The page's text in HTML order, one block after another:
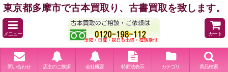
東京都多摩市で古本買取り、古書買取を致します。
メニュー カート
問い合わせ 店主のご挨拶 会社概要 特商法表示 カテゴリ 商品検索